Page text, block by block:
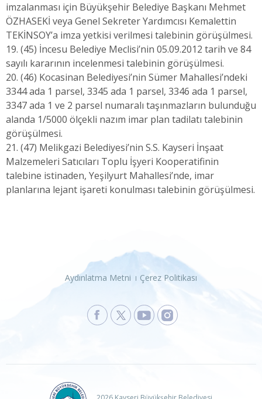
imzalanması için Büyükşehir Belediye Başkanı Mehmet
ÖZHASEKİ veya Genel Sekreter Yardımcısı Kemalettin
TEKİNSOY’a imza yetkisi verilmesi talebinin görüşülmesi.
19. (45) İncesu Belediye Meclisi’nin 05.09.2012 tarih ve 84
sayılı kararının incelenmesi talebinin görüşülmesi.
20. (46) Kocasinan Belediyesi’nin Sümer Mahallesi’ndeki
3344 ada 1 parsel, 3345 ada 1 parsel, 3346 ada 1 parsel,
3347 ada 1 ve 2 parsel numaralı taşınmazların bulunduğu
alanda 1/5000 ölçekli nazım imar plan tadilatı talebinin
görüşülmesi.
21. (47) Melikgazi Belediyesi’nin S.S. Kayseri İnşaat
Malzemeleri Satıcıları Toplu İşyeri Kooperatifinin
talebine istinaden, Yeşilyurt Mahallesi’nde, imar
planlarına lejant işareti konulması talebinin görüşülmesi.
Aydınlatma Metni Çerez Politikası